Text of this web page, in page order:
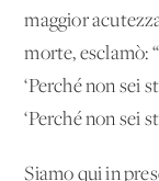
maggior
morte, esclamò:
‘Perché non sei
‘Perché non sei
Siamo qui in